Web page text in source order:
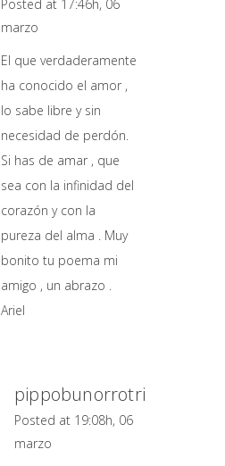
Posted at 17:46h, 06
marzo
El que verdaderamente
ha conocido el amor ,
lo sabe libre y sin
necesidad de perdón.
Si has de amar , que
sea con la infinidad del
corazón y con la
pureza del alma . Muy
bonito tu poema mi
amigo , un abrazo .
Ariel
pippobunorrotri
Posted at 19:08h, 06
marzo